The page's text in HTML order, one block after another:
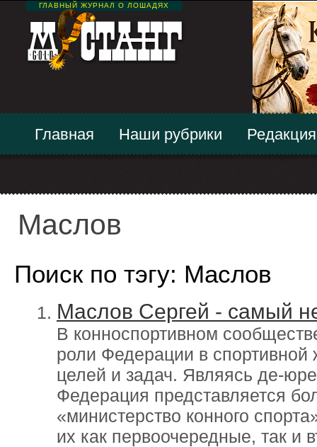
ГЛАВНЫЙ ЖУРНАЛ О ЛОШАДЯХ
Главная Наши рубрики Редакция
Маслов
Поиск по тэгу: Маслов
Маслов Сергей - самый
В конноспортивном
роли Федерации в
целей и задач. Являясь де-
Федерация представляется
«министерство конного
их как первоочередные, так и